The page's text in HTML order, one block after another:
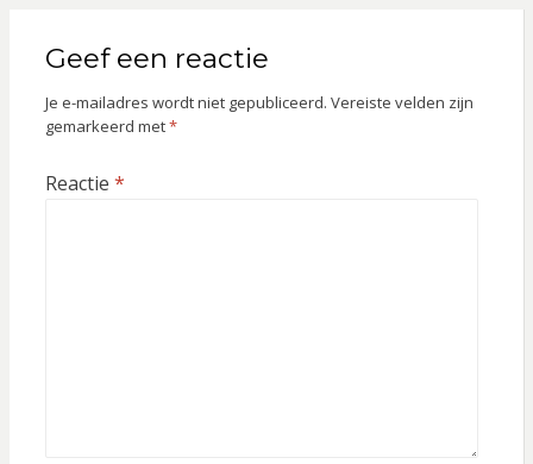
Geef een reactie
Je e-mailadres wordt niet gepubliceerd. Vereiste velden zijn
gemarkeerd met*
Reactie *